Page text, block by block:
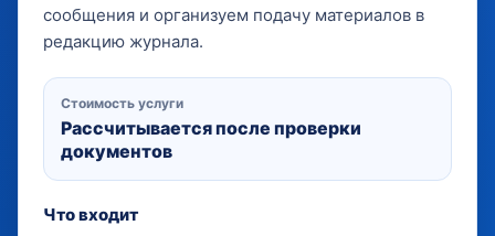
сообщения и организуем подачу материалов в
редакцию журнала.
Стоимость услуги
Рассчитывается после проверки
документов
Что входит